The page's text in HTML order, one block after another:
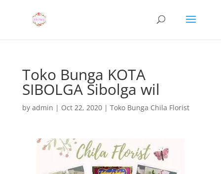
Toko Bunga KOTA
SIBOLGA Sibolga wil
by admin | Oct 22, 2020| Toko Bunga Chila Florist